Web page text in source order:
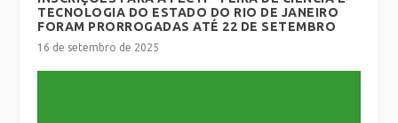
TECNOLOGIA DO ESTADO DO RIO DE JANEIRO
FORAM PRORROGADAS ATÉ 22 DE SETEMBRO
16 de setembro de 2025